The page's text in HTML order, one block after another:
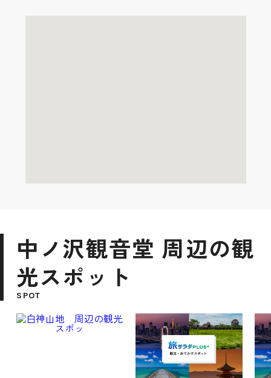
中ノ沢観音堂 周辺の観
光スポット
SPOT